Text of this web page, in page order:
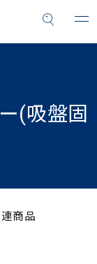
(吸盤固
商品